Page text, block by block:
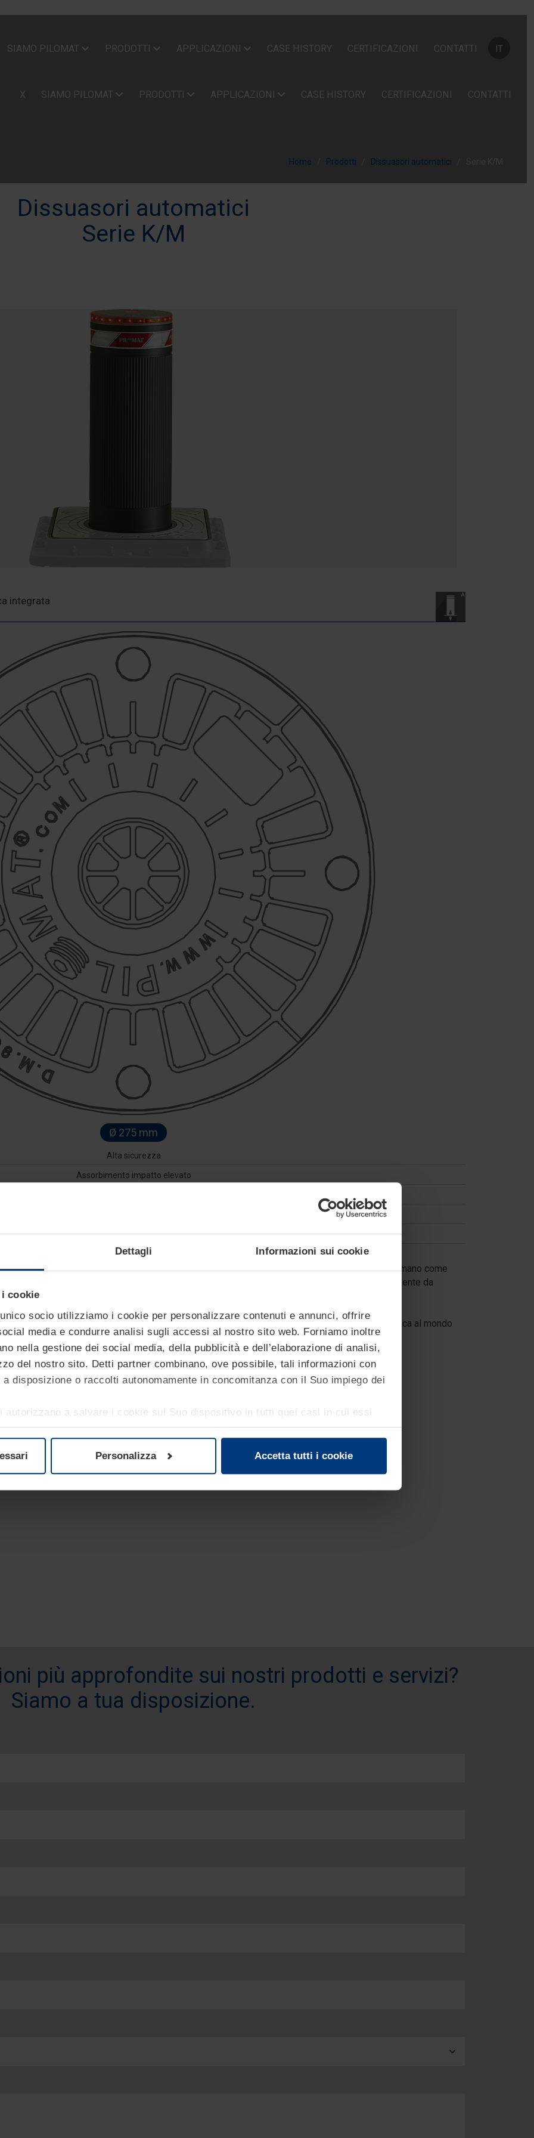
Dettagli Informazioni sui cookie
cookie
socio utilizziamo i cookie per personalizzare contenuti e annunci, offrire
media e condurre analisi sugli accessi al nostro sito web. Forniamo inoltre
nella gestione dei social media, della pubblicità e dell’elaborazione di analisi,
del nostro sito. Detti partner combinano, ove possibile, tali informazioni con
disposizione o raccolti autonomamente in concomitanza con il Suo impiego dei
autorizzano a salvare i cookie sul Suo dispositivo in tutti quei casi in cui essi
al funzionamento del presente sito. Per tutti gli altri tipi di cookie,
sui cookie che può consultare alla pagina
Informativa sulla privacydel
Personalizza Accetta tutti i cookie
SIAMO PILOMAT PRODOTTI APPLICAZIONI CASE HISTORY CERTIFICAZIONI CONTATTI IT
X SIAMO PILOMAT PRODOTTI APPLICAZIONI CASE HISTORY CERTIFICAZIONI CONTATTI
Home Prodotti Dissuasori automatici
Dissuasori automatici
Serie K/M
integrata
Ø 275 mm
Alta sicurezza
Assorbimento impatto elevato
Ampia scelta di modelli e altezza
i best-seller della Linea Alta Sicurezza di Pilomat. Merito di solidità e prestazioni, che li confermano come
siti governativi e infrastrutture critiche. La centralina oleodinamica, sviluppata internamente da
elevate anche con cicli intensivi.
la serie K/M rispetta i più severi standard internazionali (PAS68, IWA 14-1 e ASTM) ed è l’unica al mondo
sostenibilità. Disponibile anche con olio biodegradabile per ridurre l’impatto sull’ambiente.
J
frequentate
ancora più sostenibili
e sostenibilità
più approfondite sui nostri prodotti e servizi?
Siamo a tua disposizione.